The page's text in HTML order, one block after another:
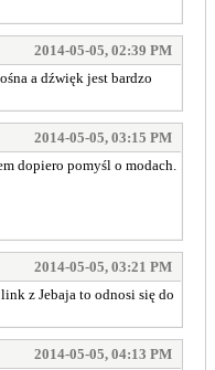
2014-05-05, 02:39 PM
a dźwięk jest bardzo
2014-05-05, 03:15 PM
dopiero pomyśl o modach.
2014-05-05, 03:21 PM
z Jebaja to odnosi się do
2014-05-05, 04:13 PM